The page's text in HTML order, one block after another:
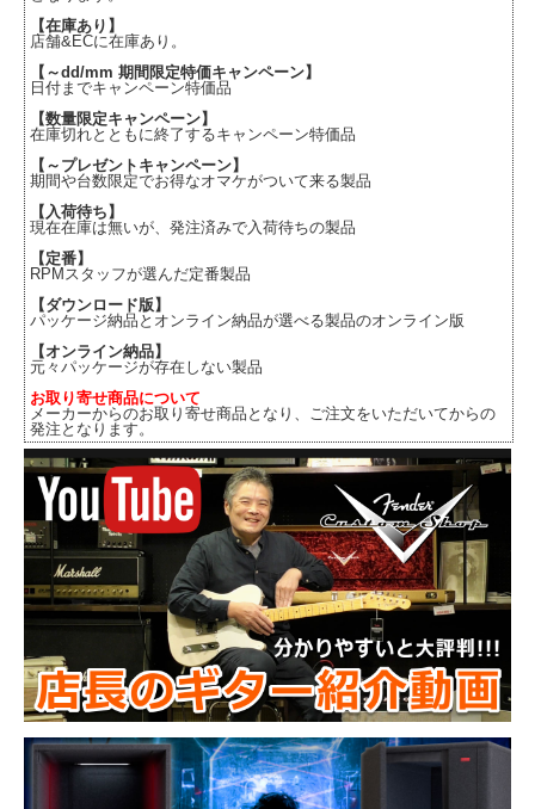
【在庫あり】
店舗&ECに在庫あり。
【～dd/mm 期間限定特価キャンペーン】
日付までキャンペーン特価品
【数量限定キャンペーン】
在庫切れとともに終了するキャンペーン特価品
【～プレゼントキャンペーン】
期間や台数限定でお得なオマケがついて来る製品
【入荷待ち】
現在在庫は無いが、発注済みで入荷待ちの製品
【定番】
RPMスタッフが選んだ定番製品
【ダウンロード版】
パッケージ納品とオンライン納品が選べる製品のオンライン版
【オンライン納品】
元々パッケージが存在しない製品
お取り寄せ商品について
メーカーからのお取り寄せ商品となり、ご注文をいただいてからの
発注となります。